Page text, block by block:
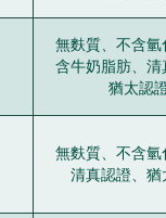
無麩質、不含氫
含牛奶脂肪、清
猶太認
無麩質、不含氫
清真認證、猶